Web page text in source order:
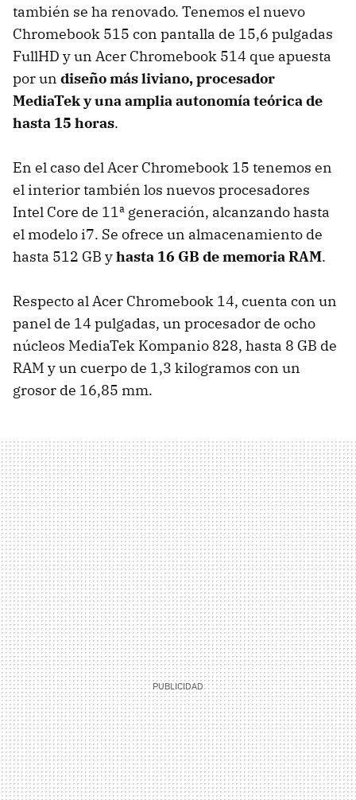
también se ha renovado. Tenemos el nuevo
Chromebook 515 con pantalla de 15,6 pulgadas
FullHD y un Acer Chromebook 514 que apuesta
por un diseño más liviano, procesador
MediaTek y una amplia autonomía teórica de
hasta 15 horas.
En el caso del Acer Chromebook 15 tenemos en
el interior también los nuevos procesadores
Intel Core de 11ª generación, alcanzando hasta
el modelo i7. Se ofrece un almacenamiento de
hasta 512 GB yhasta 16 GB de memoria RAM.
Respecto al Acer Chromebook 14, cuenta con un
panel de 14 pulgadas, un procesador de ocho
núcleos MediaTek Kompanio 828, hasta 8 GB de
RAM y un cuerpo de 1,3 kilogramos con un
grosor de 16,85 mm.